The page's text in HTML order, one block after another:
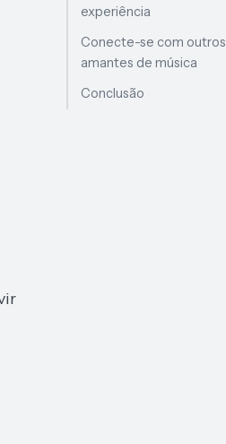
experiência
Conecte-se com outros
amantes de música
Conclusão